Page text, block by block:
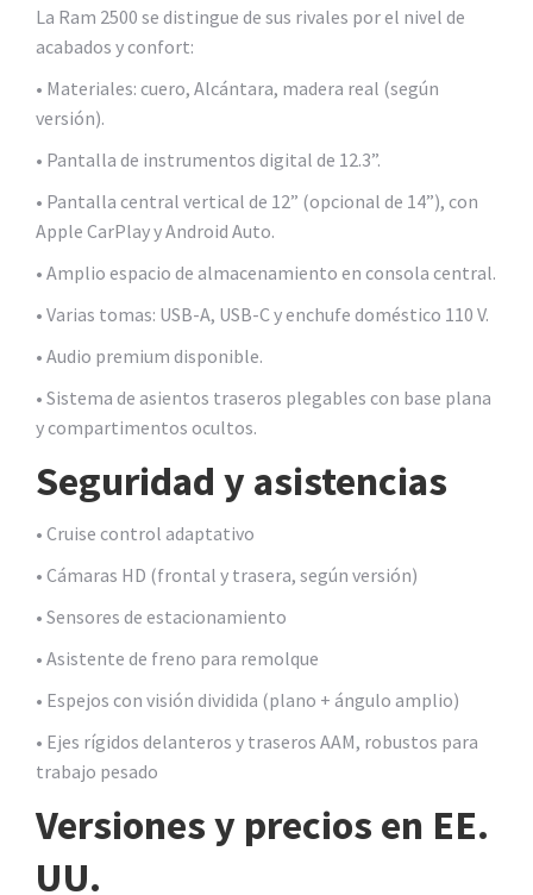
La Ram 2500 se distingue de sus rivales por el nivel de
acabados y confort:
• Materiales: cuero, Alcántara, madera real (según
versión).
• Pantalla de instrumentos digital de 12.3”.
• Pantalla central vertical de 12” (opcional de 14”), con
Apple CarPlay y Android Auto.
• Amplio espacio de almacenamiento en consola central.
• Varias tomas: USB-A, USB-C y enchufe doméstico 110 V.
• Audio premium disponible.
• Sistema de asientos traseros plegables con base plana
y compartimentos ocultos.
Seguridad y asistencias
• Cruise control adaptativo
• Cámaras HD (frontal y trasera, según versión)
• Sensores de estacionamiento
• Asistente de freno para remolque
• Espejos con visión dividida (plano + ángulo amplio)
• Ejes rígidos delanteros y traseros AAM, robustos para
trabajo pesado
Versiones y precios en EE.
UU.